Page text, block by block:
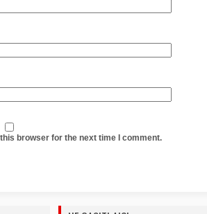
browser for the next time I comment.